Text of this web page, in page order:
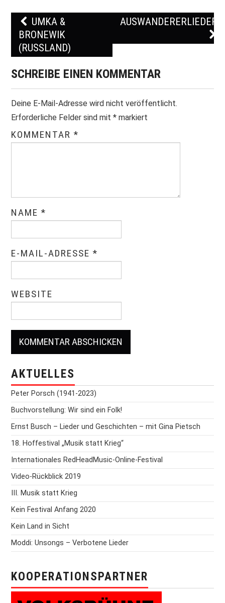
Post navigation
UMKA &
BRONEWIK
(RUSSLAND)
AUSWANDERERLIEDER
SCHREIBE EINEN KOMMENTAR
Deine E-Mail-Adresse wird nicht veröffentlicht.
Erforderliche Felder sind mit* markiert
KOMMENTAR*
NAME*
E-MAIL-ADRESSE*
WEBSITE
AKTUELLES
Peter Porsch (1941-2023)
Buchvorstellung: Wir sind ein Folk!
Ernst Busch – Lieder und Geschichten – mit Gina Pietsch
18. Hoffestival „Musik statt Krieg“
Internationales RedHeadMusic-Online-Festival
Video-Rückblick 2019
III. Musik statt Krieg
Kein Festival Anfang 2020
Kein Land in Sicht
Moddi: Unsongs – Verbotene Lieder
KOOPERATIONSPARTNER